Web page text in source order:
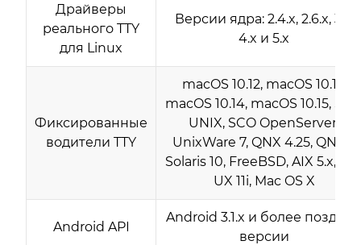
Драйверы
реального TTY
для Linux
Версии ядра: 2.4.x, 2.6.x, 3.x,
4.x и 5.x
Фиксированные
водители TTY
macOS 10.12, macOS 10.13,
macOS 10.14, macOS 10.15,
UNIX, SCO OpenServer,
UnixWare 7, QNX 4.25, QNX6,
Solaris 10, FreeBSD, AIX 5.x,
UX 11i, Mac OS X
Android API
Android 3.1.x и более
версии